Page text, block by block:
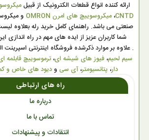
ارائه کننده انواع قطعات الکترونیک از قبیل
CNTD،میکروسوییچ های امرن OMRON
و
صنعتی می باشد. راهنمای کامل خرید رله بعلاوه
شما کاربران عزیز از ایده های مهم در راه
. علاوه بر موارد ذکرشده فروشگاه اینترنتی اسپرینت
سیم لحیم، فیوز های شیشه ای، ترموسوییچ قابلمه
دار، پتانسیومتر،آی سی ودیود های خاص و
راه های ارتباطی
درباره ما
تماس با ما
انتقادات و پیشنهادات